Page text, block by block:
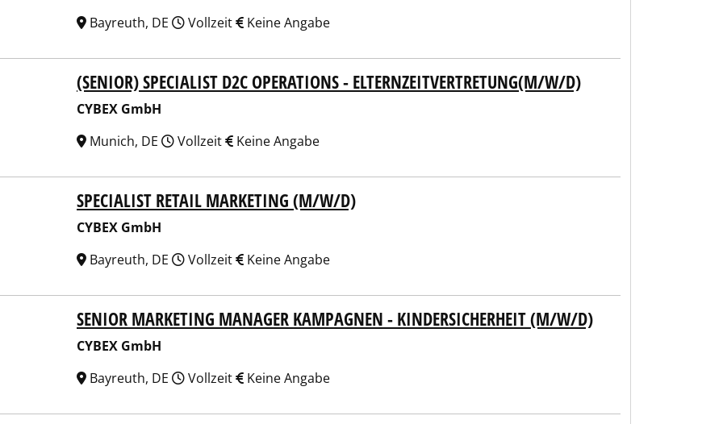
Bayreuth, DE
Vollzeit Keine Angabe
(SENIOR) SPECIALIST D2C OPERATIONS - ELTERNZEITVERTRETUNG(M/W/D)
CYBEX GmbH
Munich, DE
Vollzeit Keine Angabe
SPECIALIST RETAIL MARKETING (M/W/D)
CYBEX GmbH
Bayreuth, DE
Vollzeit Keine Angabe
SENIOR MARKETING MANAGER KAMPAGNEN - KINDERSICHERHEIT (M/W/D)
CYBEX GmbH
Bayreuth, DE
Vollzeit Keine Angabe